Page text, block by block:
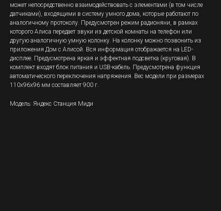
может непосредственно взаимодействовать с элементами (в том числе
датчиками), входящими в систему умного дома, которые работают по
аналогичному протоколу. Предусмотрен режим радионяни, в рамках
которого Алиса передает звуки из детской комнаты на телефон или
другую аналогичную умную колонку. На колонку можно позвонить из
приложения Дом с Алисой. Вся информация отображается на LED-
дисплее. Предусмотрена яркая и эффектная подсветка (круговая). В
комплект входят блок питания и USB-кабель. Предусмотрена функция
автоматического переключения напряжения. Вес модели при размерах
110х96х96 мм составляет 900 г.
Модель: Яндекс Станция Миди